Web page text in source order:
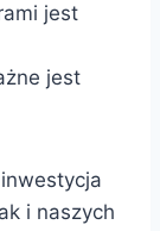
jest
jest
i naszych